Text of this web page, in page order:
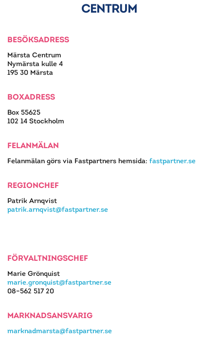
CENTRUM
BESÖKSADRESS
Märsta Centrum
Nymärsta kulle 4
195 30 Märsta
BOXADRESS
Box 55625
102 14 Stockholm
FELANMÄLAN
Felanmälan görs via Fastpartners hemsida: fastpartner.se
REGIONCHEF
Patrik Arnqvist
patrik.arnqvist@fastpartner.se
FÖRVALTNINGSCHEF
Marie Grönquist
marie.gronquist@fastpartner.se
08–562 517 20
MARKNADSANSVARIG
marknadmarsta@fastpartner.se